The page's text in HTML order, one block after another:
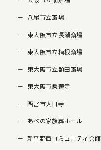
八尾市立斎場
東大阪市立長瀬斎場
東大阪市立楠根斎場
東大阪市立額田斎場
東大阪市乗蓮寺
西宮市大日寺
あべの家族葬ホール
新平野西コミュニティ会館